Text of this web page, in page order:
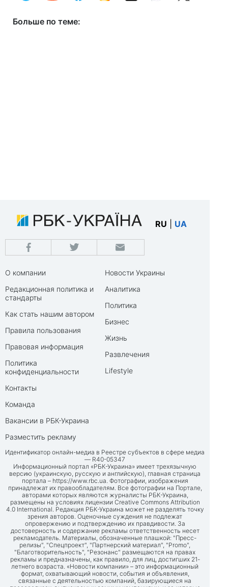
Больше по теме:
RU UA
О компании
Редакционная политика и
стандарты
Как стать нашим автором
Правила пользования
Правовая информация
Политика
конфиденциальности
Контакты
Команда
Вакансии в РБК-Украина
Разместить рекламу
Новости Украины
Аналитика
Политика
Бизнес
Жизнь
Развлечения
Lifestyle
Идентификатор онлайн-медиа в Реестре субъектов в сфере медиа
— R40-05347
Информационный портал «РБК-Украина» имеет трехязычную
версию (украинскую, русскую и английскую), главная страница
портала – https://www.rbc.ua. Фотографии, изображения
принадлежат их правообладателям. Все фотографии на Портале,
авторами которых являются журналисты РБК-Украина,
размещены на условиях лицензии Creative Commons Attribution
4.0 International. Редакция РБК-Украина может не разделять точку
зрения авторов. Оценочные суждения не подлежат
опровержению и подтверждению их правдивости. За
достоверность и содержание рекламы ответственность несет
рекламодатель. Материалы, обозначенные плашкой: "Пресс-
релизы", "Спецпроект", "Партнерский материал", "Promo",
"Благотворительность", "Резонанс" размещаются на правах
рекламы и предназначены, как правило, для лиц, достигших 21-
летнего возраста. «Новости компании» – это информационный
формат, охватывающий новости, события и объявления,
связанные с деятельностью компаний, базирующиеся на